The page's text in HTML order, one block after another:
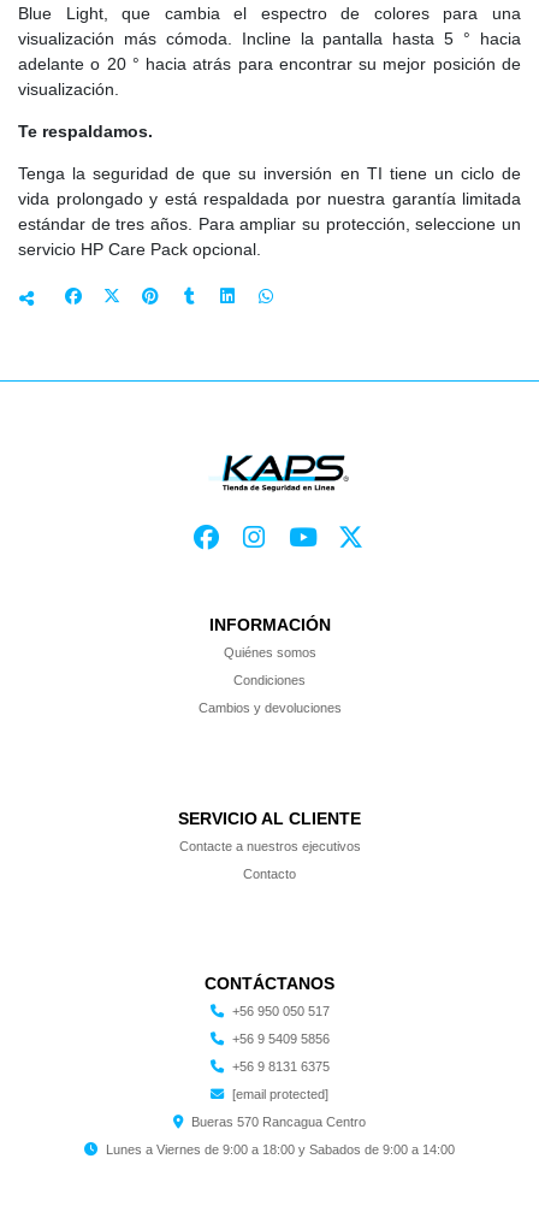
Blue Light, que cambia el espectro de colores para una
visualización más cómoda. Incline la pantalla hasta 5 ° hacia
adelante o 20 ° hacia atrás para encontrar su mejor posición de
visualización.
Te respaldamos.
Tenga la seguridad de que su inversión en TI tiene un ciclo de
vida prolongado y está respaldada por nuestra garantía limitada
estándar de tres años. Para ampliar su protección, seleccione un
servicio HP Care Pack opcional.
INFORMACIÓN
Quiénes somos
Condiciones
Cambios y devoluciones
SERVICIO AL CLIENTE
Contacte a nuestros ejecutivos
Contacto
CONTÁCTANOS
+56 950 050 517
+56 9 5409 5856
+56 9 8131 6375
[email protected]
Bueras 570 Rancagua Centro
Lunes a Viernes de 9:00 a 18:00 y Sabados de 9:00 a 14:00